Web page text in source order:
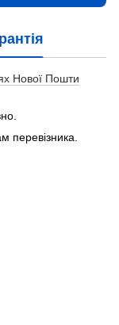
Нової Пошти
перевізника.